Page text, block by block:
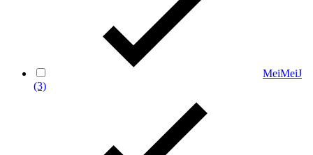
MeiMeiJ
(3)